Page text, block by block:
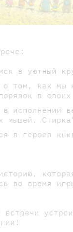
в уютный
о том, как мы
в
в исполнении
мышей.
в героев
во время
встречи